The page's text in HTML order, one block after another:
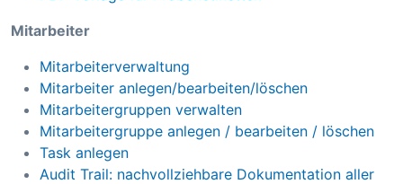
Mitarbeiter
Mitarbeiterverwaltung
Mitarbeiter anlegen/bearbeiten/löschen
Mitarbeitergruppen verwalten
Mitarbeitergruppe anlegen / bearbeiten / löschen
Task anlegen
Audit Trail: nachvollziehbare Dokumentation aller